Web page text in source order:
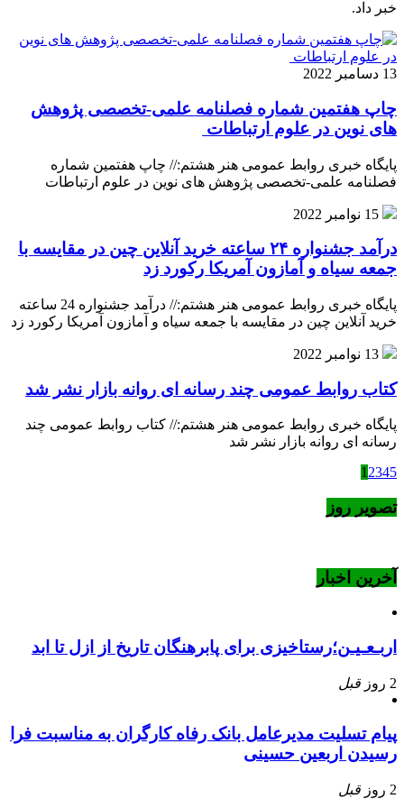
خبر داد.
13 دسامبر 2022
چاپ هفتمین شماره فصلنامه علمی-تخصصی پژوهش
های نوین در علوم ارتباطات
پایگاه خبری روابط عمومی هنر هشتم:// چاپ هفتمین شماره
فصلنامه علمی-تخصصی پژوهش های نوین در علوم ارتباطات
15 نوامبر 2022
درآمد جشنواره ۲۴ ساعته خرید آنلاین چین در مقایسه با
جمعه سیاه و آمازون آمریکا رکورد زد
پایگاه خبری روابط عمومی هنر هشتم:// درآمد جشنواره 24 ساعته
خرید آنلاین چین در مقایسه با جمعه سیاه و آمازون آمریکا رکورد زد
13 نوامبر 2022
کتاب روابط عمومی چند رسانه ای روانه بازار نشر شد
پایگاه خبری روابط عمومی هنر هشتم:// کتاب روابط عمومی چند
رسانه ای روانه بازار نشر شد
1 2345
تصویر روز
آخرین اخبار
اربـعـیـن؛رستاخیزی برای پابرهنگان تاریخ از ازل تا ابد
2 روز قبل
پیام تسلیت مدیرعامل بانک رفاه کارگران به مناسبت فرا
رسیدن اربعین حسینی
2 روز قبل